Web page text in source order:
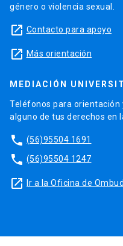
género o violencia sexual.
launch Contacto para apoyo
launch Más orientación
MEDIACIÓN
Teléfonos para orientación
alguno de tus derechos en
phone (56)95504 1691
phone (56)95504 1247
launch Ir a la Oficina de